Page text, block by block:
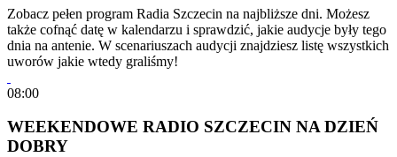
Zobacz pełen program Radia Szczecin na najbliższe dni. Możesz
także cofnąć datę w kalendarzu i sprawdzić, jakie audycje były tego
dnia na antenie. W scenariuszach audycji znajdziesz listę wszystkich
uworów jakie wtedy graliśmy!
08:00
WEEKENDOWE RADIO SZCZECIN NA DZIEŃ
DOBRY